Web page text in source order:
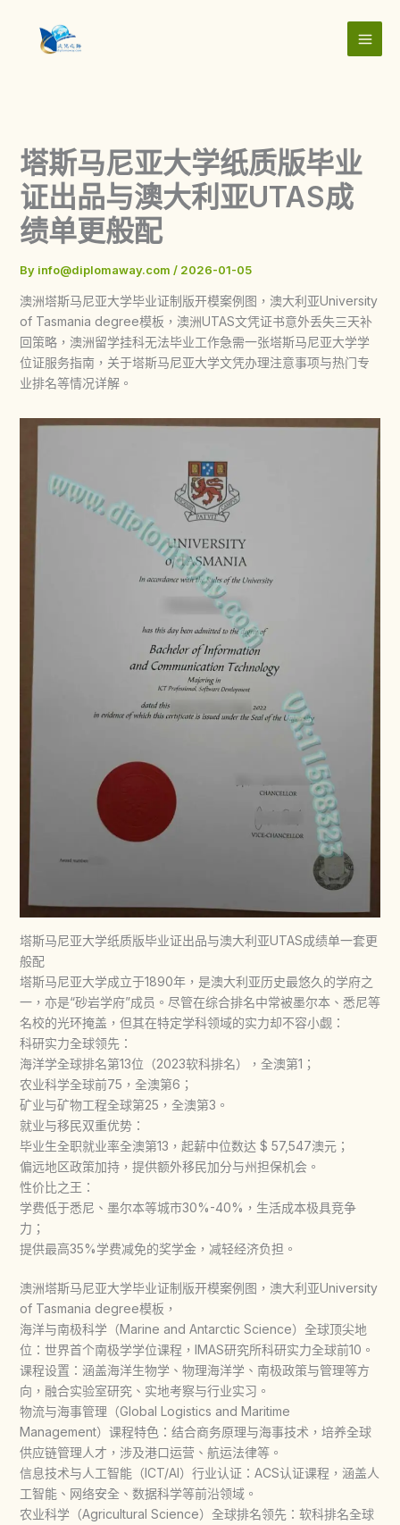
content
塔斯马尼亚大学纸质版毕业
证出品与澳大利亚UTAS成
绩单更般配
By info@diplomaway.com / 2026-01-05
澳洲塔斯马尼亚大学毕业证制版开模案例图，澳大利亚University
of Tasmania degree模板，澳洲UTAS文凭证书意外丢失三天补
回策略，澳洲留学挂科无法毕业工作急需一张塔斯马尼亚大学学
位证服务指南，关于塔斯马尼亚大学文凭办理注意事项与热门专
业排名等情况详解。
塔斯马尼亚大学纸质版毕业证出品与澳大利亚UTAS成绩单一套更
般配
塔斯马尼亚大学成立于1890年，是澳大利亚历史最悠久的学府之
一，亦是“砂岩学府”成员。尽管在综合排名中常被墨尔本、悉尼等
名校的光环掩盖，但其在特定学科领域的实力却不容小觑：
科研实力全球领先：
海洋学全球排名第13位（2023软科排名），全澳第1；
农业科学全球前75，全澳第6；
矿业与矿物工程全球第25，全澳第3。
就业与移民双重优势：
毕业生全职就业率全澳第13，起薪中位数达 $ 57,547澳元；
偏远地区政策加持，提供额外移民加分与州担保机会。
性价比之王：
学费低于悉尼、墨尔本等城市30%-40%，生活成本极具竞争
力；
提供最高35%学费减免的奖学金，减轻经济负担。
澳洲塔斯马尼亚大学毕业证制版开模案例图，澳大利亚University
of Tasmania degree模板，
海洋与南极科学（Marine and Antarctic Science）全球顶尖地
位：世界首个南极学学位课程，IMAS研究所科研实力全球前10。
课程设置：涵盖海洋生物学、物理海洋学、南极政策与管理等方
向，融合实验室研究、实地考察与行业实习。
物流与海事管理（Global Logistics and Maritime
Management）课程特色：结合商务原理与海事技术，培养全球
供应链管理人才，涉及港口运营、航运法律等。
信息技术与人工智能（ICT/AI）行业认证：ACS认证课程，涵盖人
工智能、网络安全、数据科学等前沿领域。
农业科学（Agricultural Science）全球排名领先：软科排名全球